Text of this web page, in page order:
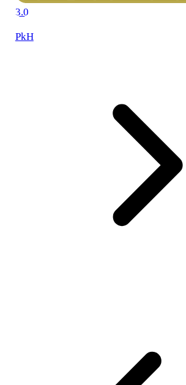
3.0
PkH